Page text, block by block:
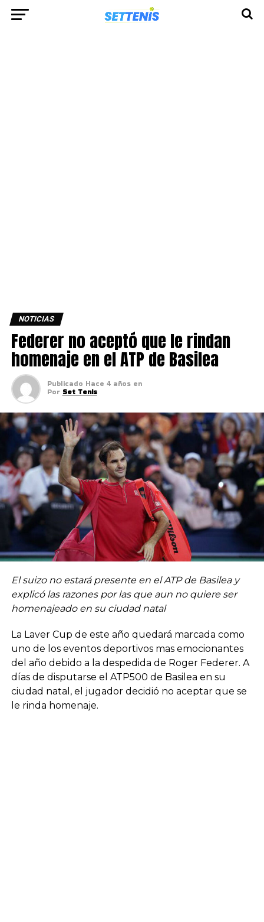
NOTICIAS
Federer no aceptó que le rindan
homenaje en el ATP de Basilea
Publicado Hace 4 años en
Por Set Tenis
El suizo no estará presente en el ATP de Basilea y
explicó las razones por las que aun no quiere ser
homenajeado en su ciudad natal
La Laver Cup de este año quedará marcada como
uno de los eventos deportivos mas emocionantes
del año debido a la despedida de Roger Federer. A
días de disputarse el ATP500 de Basilea en su
ciudad natal, el jugador decidió no aceptar que se
le rinda homenaje.